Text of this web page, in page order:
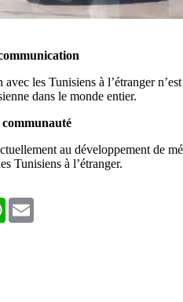
les Tunisiens à l’étranger
dans le monde entier.
communauté
au développement de
Tunisiens à l’étranger.
WhatsApp